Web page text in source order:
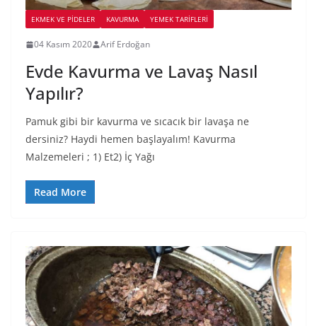
EKMEK VE PIDELER KAVURMA YEMEK TARİFLERİ
04 Kasım 2020 Arif Erdoğan
Evde Kavurma ve Lavaş Nasıl
Yapılır?
Pamuk gibi bir kavurma ve sıcacık bir lavaşa ne
dersiniz? Haydi hemen başlayalım! Kavurma
Malzemeleri ; 1) Et2) İç Yağı
Read More